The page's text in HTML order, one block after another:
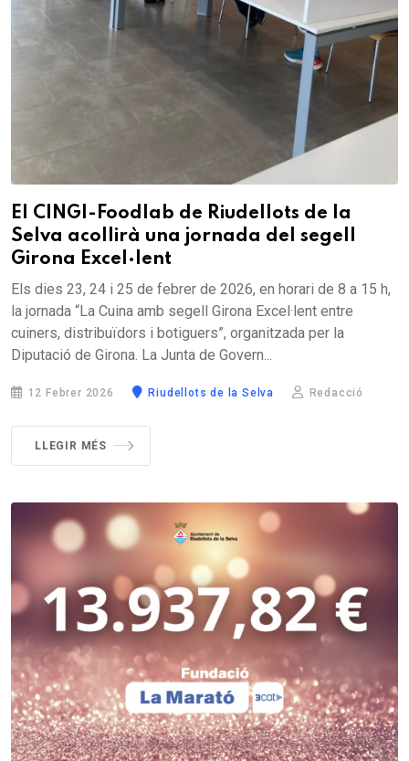
​El CINGI-Foodlab de Riudellots de la
Selva acollirà una jornada del segell
Girona Excel·lent
Els dies 23, 24 i 25 de febrer de 2026, en horari de 8 a 15 h,
la jornada “La Cuina amb segell Girona Excel·lent entre
cuiners, distribuïdors i botiguers”, organitzada per la
Diputació de Girona. La Junta de Govern...
12 Febrer 2026 Riudellots de la Selva Redacció
LLEGIR MÉS